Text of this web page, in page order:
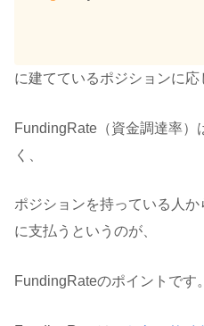
に建てているポジションに応
FundingRate（資金調達率）
く、
ポジションを持っている人
に支払うというのが、
FundingRateのポイントです。